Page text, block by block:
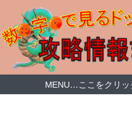
MENU…ここをクリッ